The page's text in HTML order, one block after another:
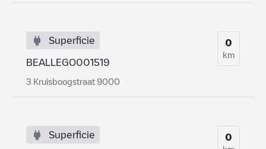
Superficie
BEALLEGO001519
3 Kruisboogstraat 9000
0
km
Superficie 0